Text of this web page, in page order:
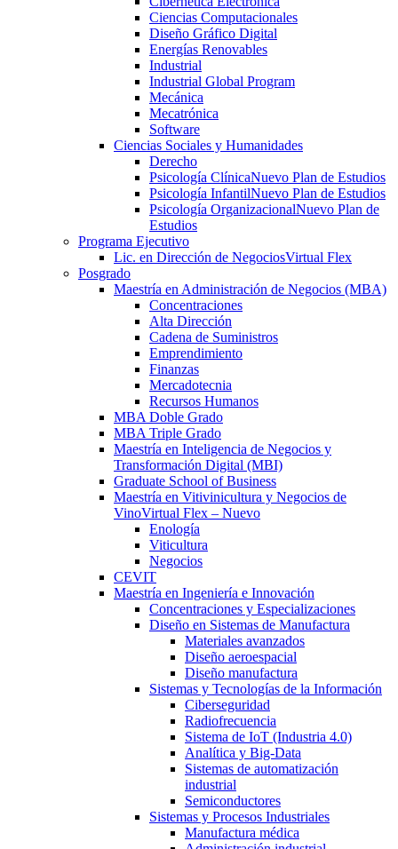
Ciencias Computacionales
Diseño Gráfico Digital
Energías Renovables
Industrial
Industrial Global Program
Mecánica
Mecatrónica
Software
Ciencias Sociales y Humanidades
Derecho
Psicología ClínicaNuevo Plan de Estudios
Psicología InfantilNuevo Plan de Estudios
Psicología OrganizacionalNuevo Plan de
Estudios
Programa Ejecutivo
Lic. en Dirección de NegociosVirtual Flex
Posgrado
Maestría en Administración de Negocios (MBA)
Concentraciones
Alta Dirección
Cadena de Suministros
Emprendimiento
Finanzas
Mercadotecnia
Recursos Humanos
MBA Doble Grado
MBA Triple Grado
Maestría en Inteligencia de Negocios y
Transformación Digital (MBI)
Graduate School of Business
Maestría en Vitivinicultura y Negocios de
VinoVirtual Flex – Nuevo
Enología
Viticultura
Negocios
CEVIT
Maestría en Ingeniería e Innovación
Concentraciones y Especializaciones
Diseño en Sistemas de Manufactura
Materiales avanzados
Diseño aeroespacial
Diseño manufactura
Sistemas y Tecnologías de la Información
Ciberseguridad
Radiofrecuencia
Sistema de IoT (Industria 4.0)
Analítica y Big-Data
Sistemas de automatización
industrial
Semiconductores
Sistemas y Procesos Industriales
Manufactura médica